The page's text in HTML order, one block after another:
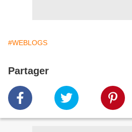
#WEBLOGS
Partager